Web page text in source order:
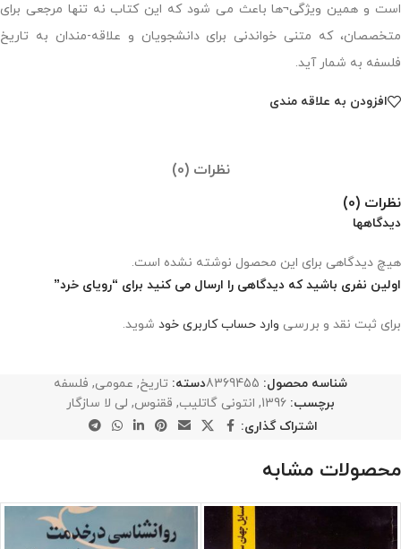
است و همین ویژگی¬ها باعث می شود که این کتاب نه تنها مرجعی برای
متخصصان، که متنی خواندنی برای دانشجویان و علاقه-مندان به تاریخ
فلسفه به شمار آید.
افزودن به علاقه مندی
نظرات (0)
نظرات (0)
دیدگاهها
هیچ دیدگاهی برای این محصول نوشته نشده است.
اولین نفری باشید که دیدگاهی را ارسال می کنید برای “رویای خرد”
برای ثبت نقد و بررسی وارد حساب کاربری خود شوید.
شناسه محصول: 8369455دسته: تاریخ, عمومی, فلسفه
برچسب: 1396
, انتونی گاتلیب, ققنوس, لی لا سازگار
اشتراک گذاری:
محصولات مشابه